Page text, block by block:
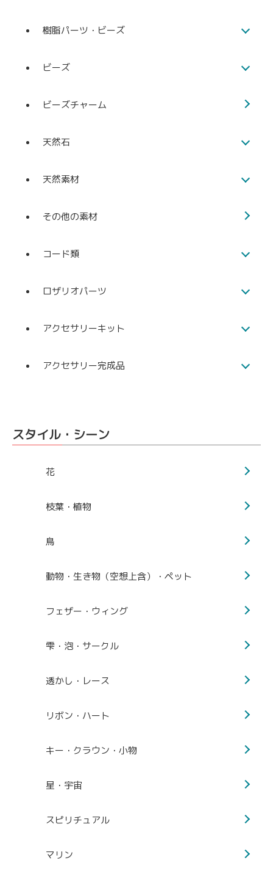
樹脂パーツ・ビーズ
ビーズ
ビーズチャーム
天然石
天然素材
その他の素材
コード類
ロザリオパーツ
アクセサリーキット
アクセサリー完成品
スタイル・シーン
花
枝葉・植物
鳥
動物・生き物（空想上含）・ペット
フェザー・ウィング
雫・泡・サークル
透かし・レース
リボン・ハート
キー・クラウン・小物
星・宇宙
スピリチュアル
マリン